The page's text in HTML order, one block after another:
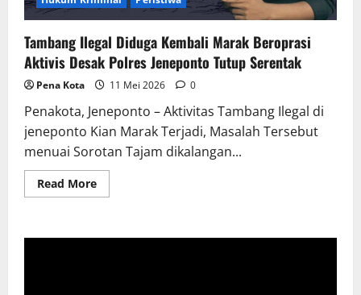
Tambang Ilegal Diduga Kembali Marak Beroprasi
Aktivis Desak Polres Jeneponto Tutup Serentak
Pena Kota 11 Mei 2026 0
Penakota, Jeneponto – Aktivitas Tambang Ilegal di
jeneponto Kian Marak Terjadi, Masalah Tersebut
menuai Sorotan Tajam dikalangan...
Read MoreRead
more
Diduga